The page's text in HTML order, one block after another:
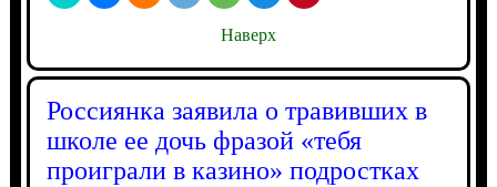
Наверх
Россиянка заявила о травивших в
школе ее дочь фразой «тебя
проиграли в казино» подростках